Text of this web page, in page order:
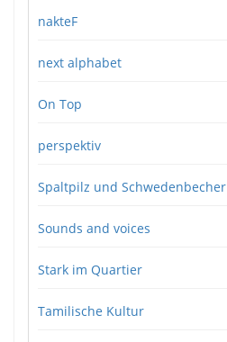
nakteF
next alphabet
On Top
perspektiv
Spaltpilz und Schwedenbecher
Sounds and voices
Stark im Quartier
Tamilische Kultur